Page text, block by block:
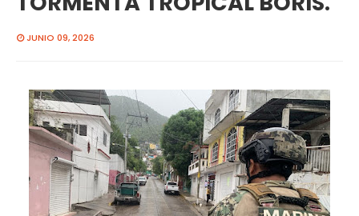
JUNIO 09, 2026